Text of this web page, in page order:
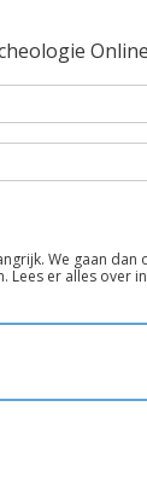
We gaan dan
Lees er alles over